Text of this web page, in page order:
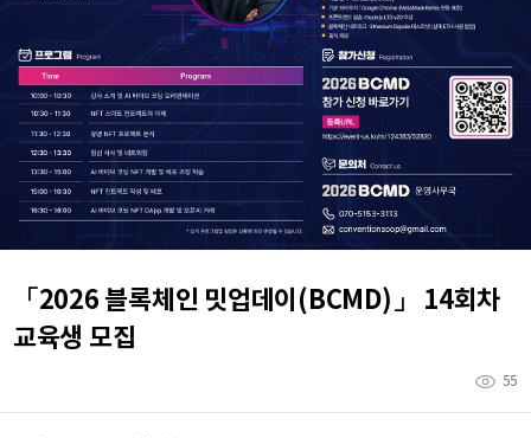
「2026 블록체인 밋업데이(BCMD)」 14회차
교육생 모집
55